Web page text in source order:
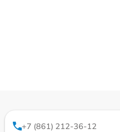
+7 (861) 212-36-12